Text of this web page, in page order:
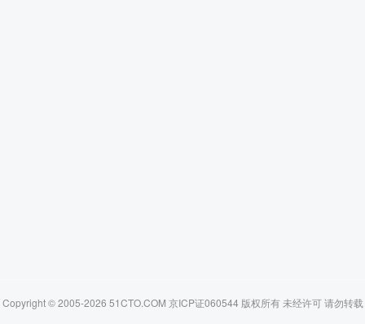
Copyright © 2005-2026 51CTO.COM 京ICP证060544 版权所有 未经许可 请勿转载